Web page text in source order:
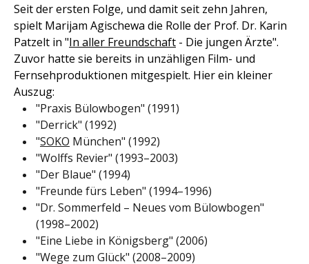
Seit der ersten Folge, und damit seit zehn Jahren,
spielt Marijam Agischewa die Rolle der Prof. Dr. Karin
Patzelt in "In aller Freundschaft - Die jungen Ärzte".
Zuvor hatte sie bereits in unzähligen Film- und
Fernsehproduktionen mitgespielt. Hier ein kleiner
Auszug:
"Praxis Bülowbogen" (1991)
"Derrick" (1992)
"SOKO München" (1992)
"Wolffs Revier" (1993–2003)
"Der Blaue" (1994)
"Freunde fürs Leben" (1994–1996)
"Dr. Sommerfeld – Neues vom Bülowbogen"
(1998–2002)
"Eine Liebe in Königsberg" (2006)
"Wege zum Glück" (2008–2009)